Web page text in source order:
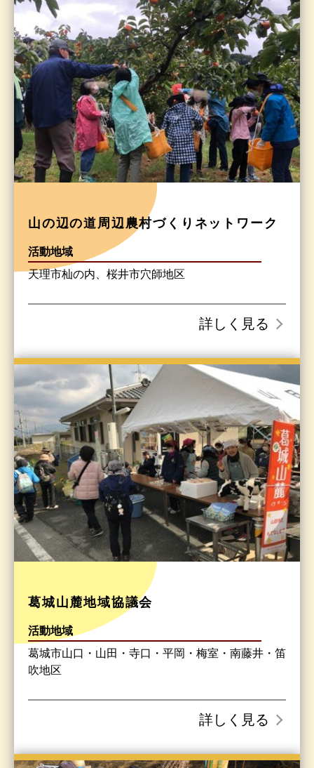
山の辺の道周辺農村づくりネットワーク
活動地域
天理市杣の内、桜井市穴師地区
詳しく見る
葛城山麓地域協議会
活動地域
葛城市山口・山田・寺口・平岡・梅室・南藤井・笛
吹地区
詳しく見る